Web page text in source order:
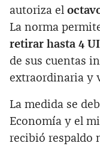
autoriza el
La norma
retirar hasta 4
de sus cuentas
extraordinaria y
La medida se
Economía y el
recibió respaldo